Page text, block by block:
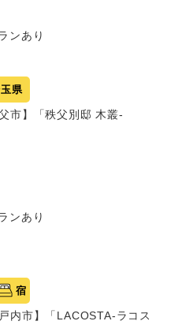
ンあり
県
市】「秩父別邸 木叢-
ンあり
宿
内市】「LACOSTA-ラコス